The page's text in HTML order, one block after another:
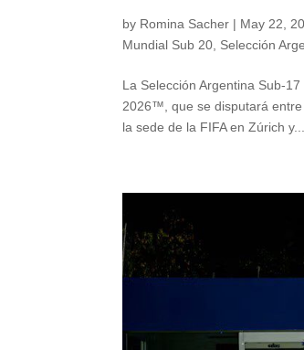
by Romina Sacher | May 22,
Mundial Sub 20 Selección
La Selección Argentina Sub-
2026™, que se disputará
la sede de la FIFA en Zúrich y...